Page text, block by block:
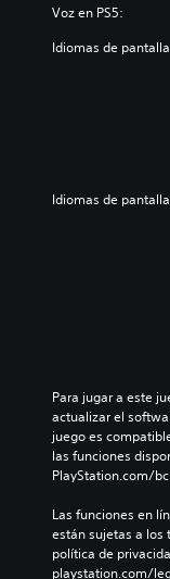
Voz en PS5:
Idiomas de
Idiomas de
Para jugar a este
actualizar el
juego es
las funciones
PlayStation.com/
Las funciones en
están sujetas a los
política de
playstation.com/